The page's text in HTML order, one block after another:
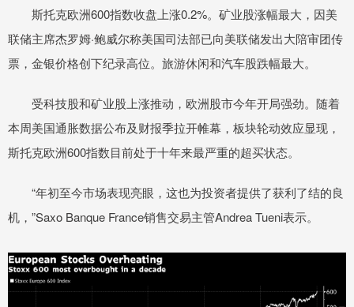
斯托克欧洲600指数收盘上涨0.2%。矿业股涨幅最大，因美
联储主席杰罗姆·鲍威尔称美国司法部已向美联储发出大陪审团传
票，金银价格创下纪录高位。旅游休闲和汽车股跌幅最大。
受科技股和矿业股上涨推动，欧洲股市今年开局强劲。随着
本周美国通胀数据公布及财报季拉开帷幕，板块轮动效应显现，
斯托克欧洲600指数目前处于十年来最严重的超买状态。
“年初至今市场表现亮眼，这也为投资者提供了获利了结的良
机，”Saxo Banque France销售交易主管Andrea Tueni表示。